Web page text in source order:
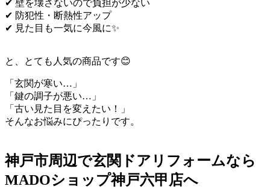
✔ 壁を壊さないので負担が少ない
✔ 防犯性・断熱性アップ
✔ 見た目も一気に今風に✨
と、とても人気の商品です😊
「玄関が寒い…」
「鍵の調子が悪い…」
「古い見た目を変えたい！」
そんなお悩みにぴったりです。
神戸市周辺で玄関ドアリフォームなら
MADOショップ神戸六甲店へ